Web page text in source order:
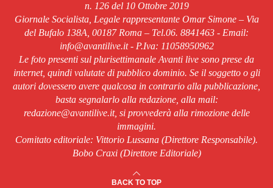
n. 126 del 10 Ottobre 2019
Giornale Socialista, Legale rappresentante Omar Simone – Via
del Bufalo 138A, 00187 Roma – Tel.06. 8841463 - Email:
info@avantilive.it - P.Iva: 11058950962
Le foto presenti sul plurisettimanale Avanti live sono prese da
internet, quindi valutate di pubblico dominio. Se il soggetto o gli
autori dovessero avere qualcosa in contrario alla pubblicazione,
basta segnalarlo alla redazione, alla mail:
redazione@avantilive.it, si provvederà alla rimozione delle
immagini.
Comitato editoriale: Vittorio Lussana (Direttore Responsabile).
Bobo Craxi (Direttore Editoriale)
BACK TO TOP